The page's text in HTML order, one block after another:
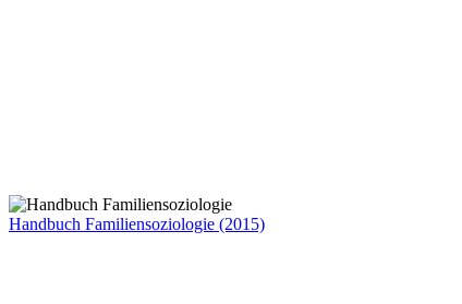
Handbuch Familiensoziologie (2015)